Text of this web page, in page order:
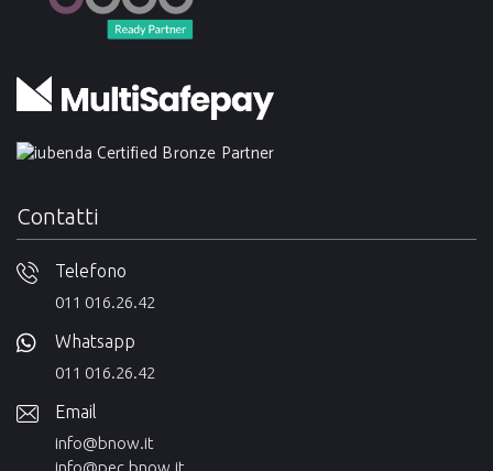
Contatti
Telefono
011 016.26.42
Whatsapp
011 016.26.42
Email
info@bnow.it
info@pec.bnow.it